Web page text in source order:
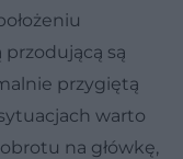
są
przygiętą
warto
na główkę,